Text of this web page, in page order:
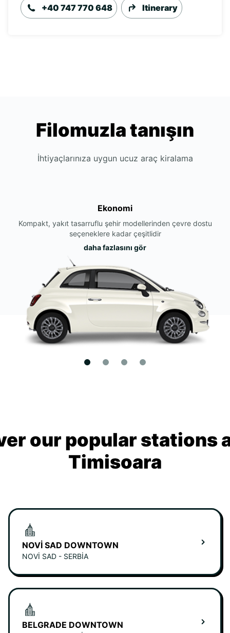
+40 747 770 648 Itinerary
Filomuzla tanışın
İhtiyaçlarınıza uygun ucuz araç kiralama
Ekonomi
Kompakt, yakıt tasarruflu şehir modellerinden çevre dostu
seçeneklere kadar çeşitlidir
daha fazlasını gör
our popular stations
Timisoara
NOVI SAD DOWNTOWN
NOVI SAD - SERBIA
BELGRADE DOWNTOWN